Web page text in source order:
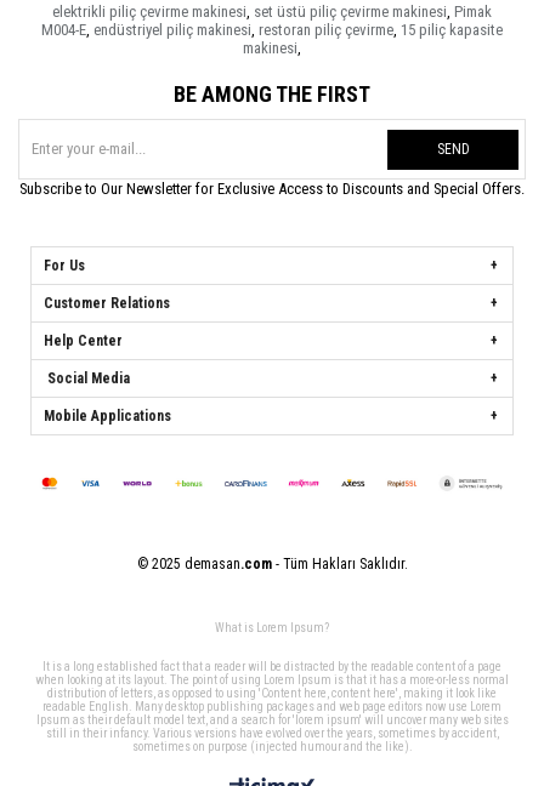
elektrikli piliç çevirme makinesi set üstü piliç çevirme makinesi Pimak
M004-E endüstriyel piliç makinesi restoran piliç çevirme 15 piliç kapasite
makinesi
BE AMONG THE FIRST
SEND
Subscribe to Our Newsletter for Exclusive Access to Discounts and Special Offers.
For Us
Customer Relations
Help Center
Social Media
Mobile Applications
© 2025 demasan.com- Tüm Hakları Saklıdır.
What is Lorem Ipsum?
It is a long established fact that a reader will be distracted by the readable content of a page
when looking at its layout. The point of using Lorem Ipsum is that it has a more-or-less normal
distribution of letters, as opposed to using 'Content here, content here', making it look like
readable English. Many desktop publishing packages and web page editors now use Lorem
Ipsum as their default model text, and a search for 'lorem ipsum' will uncover many web sites
still in their infancy. Various versions have evolved over the years, sometimes by accident,
sometimes on purpose (injected humour and the like).